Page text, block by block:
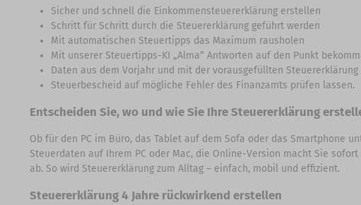
Sicher und schnell die Einkommensteuererklärung erstellen
Schritt für Schritt durch die Steuererklärung geführt werden
Mit automatischen Steuertipps das Maximum rausholen
Mit unserer Steuertipps-KI „Alma“ Antworten auf den Punkt
Daten aus dem Vorjahr und mit der vorausgefüllten Steuererklärung
Steuerbescheid auf mögliche Fehler des Finanzamts prüfen lassen.
Entscheiden Sie, wo und wie Sie Ihre Steuererklärung
Ob für den PC im Büro, das Tablet auf dem Sofa oder das Smartphone
Steuerdaten auf Ihrem PC oder Mac, die Online-Version macht Sie
ab. So wird Steuererklärung zum Alltag – einfach, mobil und effizient.
Steuererklärung 4 Jahre rückwirkend erstellen